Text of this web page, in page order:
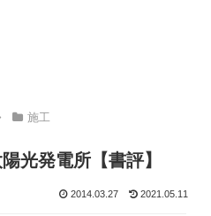
施工
光発電所【書評】
2014.03.27 2021.05.11